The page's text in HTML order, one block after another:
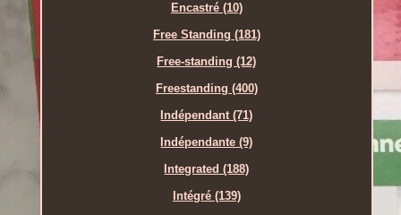
Encastré (10)
Free Standing (181)
Free-standing (12)
Freestanding (400)
Indépendant (71)
Indépendante (9)
Integrated (188)
Intégré (139)